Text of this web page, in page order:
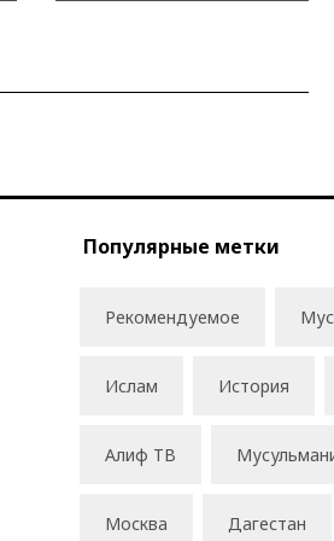
Популярные метки
Рекомендуемое
Ислам История
Алиф ТВ
Москва Дагестан